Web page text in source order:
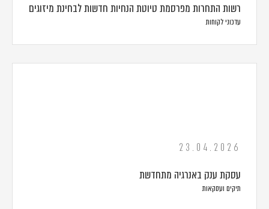
רשות התחרות מפרסמת טיוטת הנחיות חדשות לבחינת מיזוגים
עדכוני לקוחות
23.04.2026
עסקת ענק באנרגיה מתחדשת
תיקים ועסקאות